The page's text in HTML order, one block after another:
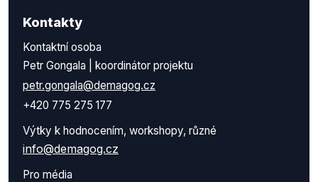
Kontakty
Kontaktní osoba
Petr Gongala | koordinátor projektu
petr.gongala@demagog.cz
+420 775 275 177
Výtky k hodnocením, workshopy, různé
info@demagog.cz
Pro média